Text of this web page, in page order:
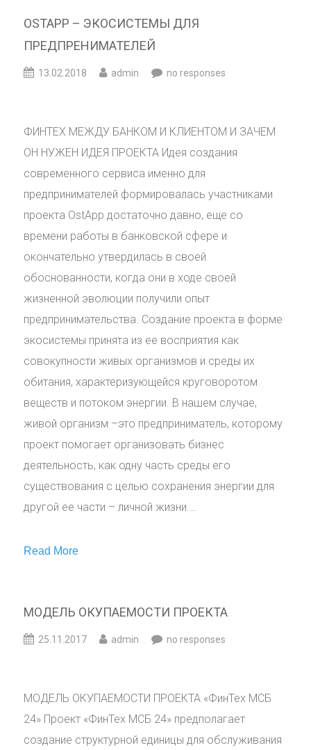
OSTAPP – ЭКОСИСТЕМЫ ДЛЯ
ПРЕДПРЕНИМАТЕЛЕЙ
13.02.2018 admin no responses
ФИНТЕХ МЕЖДУ БАНКОМ И КЛИЕНТОМ И ЗАЧЕМ
ОН НУЖЕН ИДЕЯ ПРОЕКТА Идея создания
современного сервиса именно для
предпринимателей формировалась участниками
проекта OstApp достаточно давно, еще со
времени работы в банковской сфере и
окончательно утвердилась в своей
обоснованности, когда они в ходе своей
жизненной эволюции получили опыт
предпринимательства. Создание проекта в форме
экосистемы принята из ее восприятия как
совокупности живых организмов и среды их
обитания, характеризующейся круговоротом
веществ и потоком энергии. В нашем случае,
живой организм –это предприниматель, которому
проект помогает организовать бизнес
деятельность, как одну часть среды его
существования с целью сохранения энергии для
другой ее части – личной жизни.…
Read More
МОДЕЛЬ ОКУПАЕМОСТИ ПРОЕКТА
25.11.2017 admin no responses
МОДЕЛЬ ОКУПАЕМОСТИ ПРОЕКТА «ФинТех МСБ
24» Проект «ФинТех МСБ 24» предполагает
создание структурной единицы для обслуживания